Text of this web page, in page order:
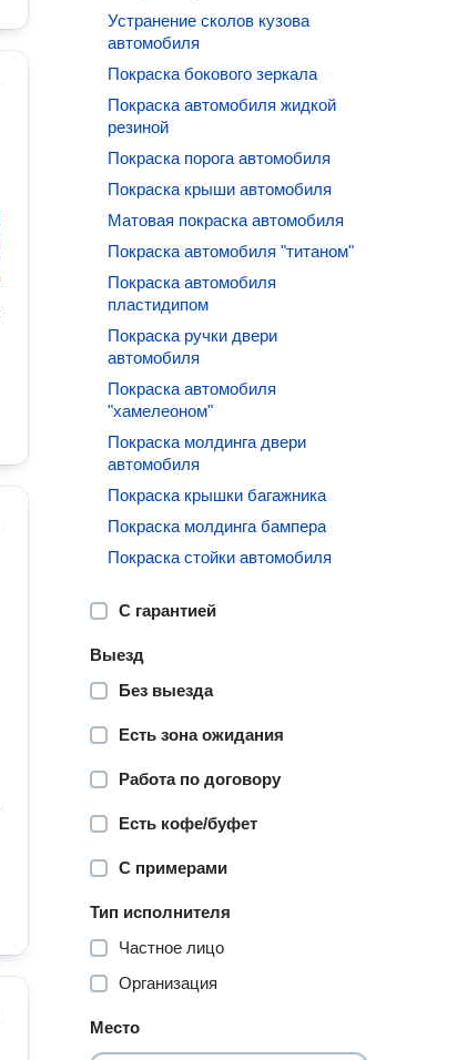
Устранение сколов кузова
автомобиля
Покраска бокового зеркала
Покраска автомобиля жидкой
резиной
Покраска порога автомобиля
Покраска крыши автомобиля
Матовая покраска автомобиля
Покраска автомобиля "титаном"
Покраска автомобиля
пластидипом
Покраска ручки двери
автомобиля
Покраска автомобиля
"хамелеоном"
Покраска молдинга двери
автомобиля
Покраска крышки багажника
Покраска молдинга бампера
Покраска стойки автомобиля
С гарантией
Выезд
Без выезда
Есть зона ожидания
Работа по договору
Есть кофе/буфет
С примерами
Тип исполнителя
Частное лицо
Организация
Место